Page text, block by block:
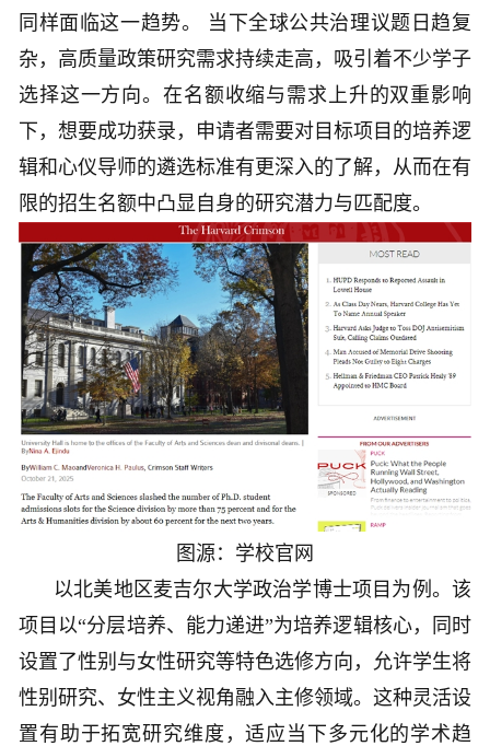
同样面临这一趋势。 当下全球公共治理议题日趋复
杂，高质量政策研究需求持续走高，吸引着不少学子
选择这一方向。在名额收缩与需求上升的双重影响
下，想要成功获录，申请者需要对目标项目的培养逻
辑和心仪导师的遴选标准有更深入的了解，从而在有
限的招生名额中凸显自身的研究潜力与匹配度。
图源：学校官网
以北美地区麦吉尔大学政治学博士项目为例。该
项目以“分层培养、能力递进”为培养逻辑核心，同时
设置了性别与女性研究等特色选修方向，允许学生将
性别研究、女性主义视角融入主修领域。这种灵活设
置有助于拓宽研究维度，适应当下多元化的学术趋